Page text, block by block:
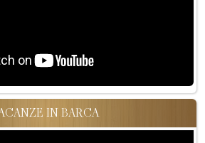
IN BARCA